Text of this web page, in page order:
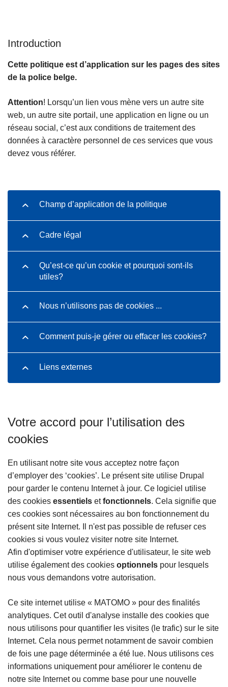
Introduction
Cette politique est d’application sur les pages des sites
de la police belge.
Attention! Lorsqu’un lien vous mène vers un autre site
web, un autre site portail, une application en ligne ou un
réseau social, c’est aux conditions de traitement des
données à caractère personnel de ces services que vous
devez vous référer.
Champ d’application de la politique
Cadre légal
Qu’est-ce qu’un cookie et pourquoi sont-ils
utiles?
Nous n’utilisons pas de cookies ...
Comment puis-je gérer ou effacer les cookies?
Liens externes
Votre accord pour l’utilisation des
cookies
En utilisant notre site vous acceptez notre façon
d’employer des ‘cookies’. Le présent site utilise Drupal
pour garder le contenu Internet à jour. Ce logiciel utilise
des cookies essentiels etfonctionnels. Cela signifie que
ces cookies sont nécessaires au bon fonctionnement du
présent site Internet. Il n'est pas possible de refuser ces
cookies si vous voulez visiter notre site Internet.
Afin d'optimiser votre expérience d'utilisateur, le site web
utilise également des cookies optionnels pour lesquels
nous vous demandons votre autorisation.
Ce site internet utilise « MATOMO » pour des finalités
analytiques. Cet outil d'analyse installe des cookies que
nous utilisons pour quantifier les visites (le trafic) sur le site
Internet. Cela nous permet notamment de savoir combien
de fois une page déterminée a été lue. Nous utilisons ces
informations uniquement pour améliorer le contenu de
notre site Internet ou comme base pour une nouvelle